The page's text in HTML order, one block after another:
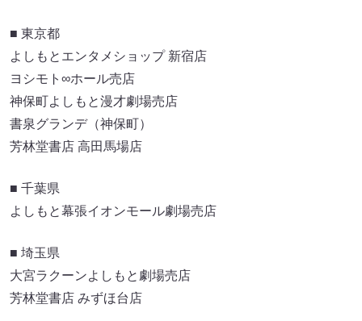
■ 東京都
よしもとエンタメショップ 新宿店
ヨシモト∞ホール売店
神保町よしもと漫才劇場売店
書泉グランデ（神保町）
芳林堂書店 高田馬場店
■ 千葉県
よしもと幕張イオンモール劇場売店
■ 埼玉県
大宮ラクーンよしもと劇場売店
芳林堂書店 みずほ台店